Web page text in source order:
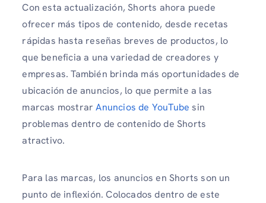
Con esta actualización, Shorts ahora puede
ofrecer más tipos de contenido, desde recetas
rápidas hasta reseñas breves de productos, lo
que beneficia a una variedad de creadores y
empresas. También brinda más oportunidades de
ubicación de anuncios, lo que permite a las
marcas mostrarAnuncios de YouTube sin
problemas dentro de contenido de Shorts
atractivo.
Para las marcas, los anuncios en Shorts son un
punto de inflexión. Colocados dentro de este